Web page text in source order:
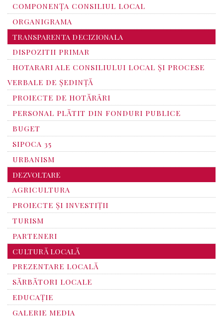
COMPONENȚA CONSILIUL LOCAL
ORGANIGRAMA
TRANSPARENTA DECIZIONALA
DISPOZITII PRIMAR
HOTARARI ALE CONSILIULUI LOCAL ȘI PROCESE
VERBALE DE ȘEDINȚĂ
PROIECTE DE HOTĂRÂRI
PERSONAL PLĂTIT DIN FONDURI PUBLICE
BUGET
SIPOCA 35
URBANISM
DEZVOLTARE
AGRICULTURA
PROIECTE ȘI INVESTIȚII
TURISM
PARTENERI
CULTURĂ LOCALĂ
PREZENTARE LOCALĂ
SĂRBĂTORI LOCALE
EDUCAȚIE
GALERIE MEDIA